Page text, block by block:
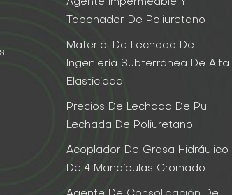
Agente Impermeable Y
Taponador De Poliuretano
Material De Lechada De
Ingeniería Subterránea De Alta
Elasticidad
Precios De Lechada De Pu
Lechada De Poliuretano
Acoplador De Grasa Hidráulico
De 4 Mandíbulas Cromado